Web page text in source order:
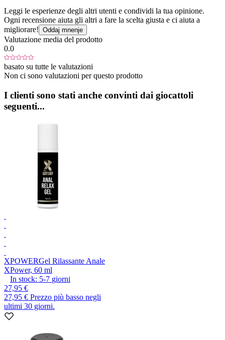
Leggi le esperienze degli altri utenti e condividi la tua opinione.
Ogni recensione aiuta gli altri a fare la scelta giusta e ci aiuta a
migliorare! Oddaj mnenje
Valutazione media del prodotto
0.0
basato su tutte le valutazioni
Non ci sono valutazioni per questo prodotto
I clienti sono stati anche convinti dai giocattoli
seguenti...
XPOWERGel Rilassante Anale
XPower, 60 ml
In stock: 5-7 giorni
27,95 €
27,95 € Prezzo più basso negli
ultimi 30 giorni.